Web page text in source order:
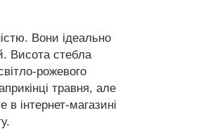
Вони ідеально
Висота стебла
рожевого
травня, але
інтернет-магазині